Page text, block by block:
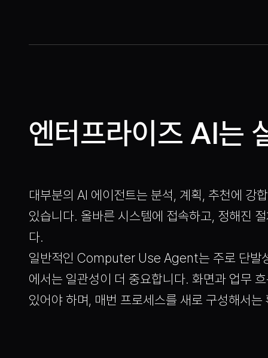
엔터프라이즈 AI는
대부분의 AI 에이전트는 분석, 계획, 추천에 강
있습니다. 올바른 시스템에 접속하고, 정해진
다.
일반적인 Computer Use Agent는 주로 단발
에서는 일관성이 더 중요합니다. 화면과 업무
있어야 하며, 매번 프로세스를 새로 구성해서